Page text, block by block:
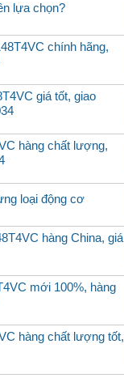
lựa chọn?
chính hãng,
giá tốt, giao
hàng chất lượng,
loại động cơ
hàng China, giá
mới 100%, hàng
hàng chất lượng tốt,